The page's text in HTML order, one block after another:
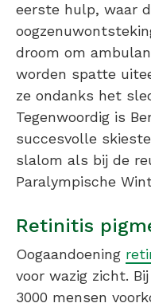
eerste hulp, waar
droom om
worden spatte
ze ondanks het
Tegenwoordig is
succesvolle
slalom als bij de
Paralympische
Retinitis
Oogaandoening
voor wazig zicht.
3000 mensen